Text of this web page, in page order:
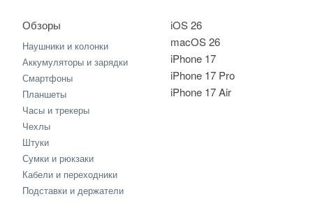
iOS 26
macOS 26
iPhone 17
iPhone 17 Pro
iPhone 17 Air
Обзоры
Наушники и колонки
Аккумуляторы и зарядки
Смартфоны
Планшеты
Часы и трекеры
Чехлы
Штуки
Сумки и рюкзаки
Кабели и переходники
Подставки и держатели